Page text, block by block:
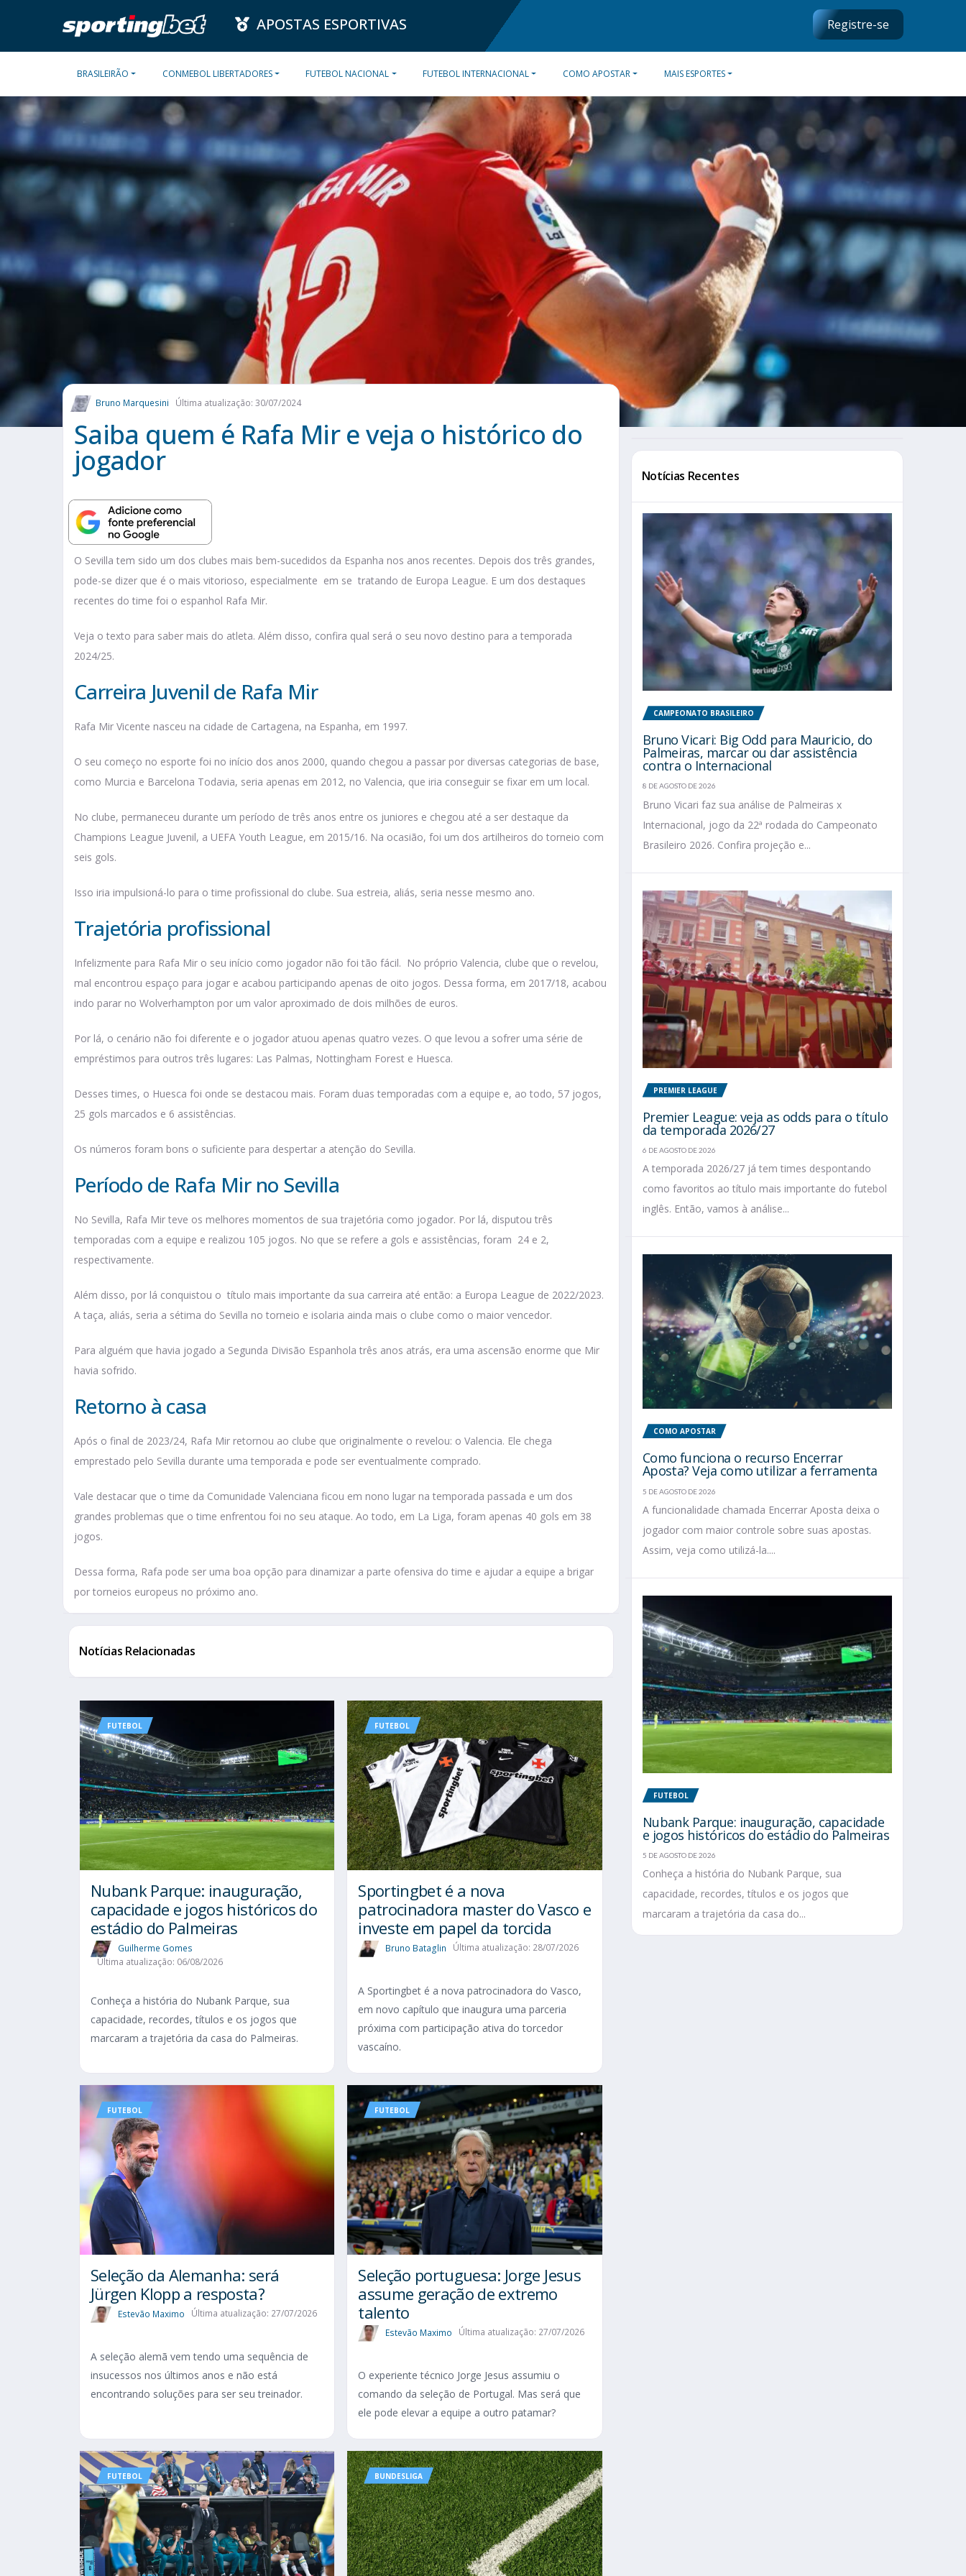
APOSTAS ESPORTIVAS Registre-se
BRASILEIRÃO CONMEBOL LIBERTADORES FUTEBOL NACIONAL FUTEBOL INTERNACIONAL COMO APOSTAR MAIS ESPORTES
Bruno Marquesini Última atualização: 30/07/2024
Saiba quem é Rafa Mir e veja o histórico do
jogador
O Sevilla tem sido um dos clubes mais bem-sucedidos da Espanha nos anos recentes. Depois dos três grandes,
pode-se dizer que é o mais vitorioso, especialmente em se tratando de Europa League. E um dos destaques
recentes do time foi o espanhol Rafa Mir.
Veja o texto para saber mais do atleta. Além disso, confira qual será o seu novo destino para a temporada
2024/25.
Carreira Juvenil de Rafa Mir
Rafa Mir Vicente nasceu na cidade de Cartagena, na Espanha, em 1997.
O seu começo no esporte foi no início dos anos 2000, quando chegou a passar por diversas categorias de base,
como Murcia e Barcelona Todavia, seria apenas em 2012, no Valencia, que iria conseguir se fixar em um local.
No clube, permaneceu durante um período de três anos entre os juniores e chegou até a ser destaque da
Champions League Juvenil, a UEFA Youth League, em 2015/16. Na ocasião, foi um dos artilheiros do torneio com
seis gols.
Isso iria impulsioná-lo para o time profissional do clube. Sua estreia, aliás, seria nesse mesmo ano.
Trajetória profissional
Infelizmente para Rafa Mir o seu início como jogador não foi tão fácil. No próprio Valencia, clube que o revelou,
mal encontrou espaço para jogar e acabou participando apenas de oito jogos. Dessa forma, em 2017/18, acabou
indo parar no Wolverhampton por um valor aproximado de dois milhões de euros.
Por lá, o cenário não foi diferente e o jogador atuou apenas quatro vezes. O que levou a sofrer uma série de
empréstimos para outros três lugares: Las Palmas, Nottingham Forest e Huesca.
Desses times, o Huesca foi onde se destacou mais. Foram duas temporadas com a equipe e, ao todo, 57 jogos,
25 gols marcados e 6 assistências.
Os números foram bons o suficiente para despertar a atenção do Sevilla.
Período de Rafa Mir no Sevilla
No Sevilla, Rafa Mir teve os melhores momentos de sua trajetória como jogador. Por lá, disputou três
temporadas com a equipe e realizou 105 jogos. No que se refere a gols e assistências, foram 24 e 2,
respectivamente.
Além disso, por lá conquistou o título mais importante da sua carreira até então: a Europa League de 2022/2023.
A taça, aliás, seria a sétima do Sevilla no torneio e isolaria ainda mais o clube como o maior vencedor.
Para alguém que havia jogado a Segunda Divisão Espanhola três anos atrás, era uma ascensão enorme que Mir
havia sofrido.
Retorno à casa
Após o final de 2023/24, Rafa Mir retornou ao clube que originalmente o revelou: o Valencia. Ele chega
emprestado pelo Sevilla durante uma temporada e pode ser eventualmente comprado.
Vale destacar que o time da Comunidade Valenciana ficou em nono lugar na temporada passada e um dos
grandes problemas que o time enfrentou foi no seu ataque. Ao todo, em La Liga, foram apenas 40 gols em 38
jogos.
Dessa forma, Rafa pode ser uma boa opção para dinamizar a parte ofensiva do time e ajudar a equipe a brigar
por torneios europeus no próximo ano.
Notícias Relacionadas
FUTEBOL
Nubank Parque: inauguração,
capacidade e jogos históricos do
estádio do Palmeiras
Guilherme Gomes
Última atualização: 06/08/2026
Conheça a história do Nubank Parque, sua
capacidade, recordes, títulos e os jogos que
marcaram a trajetória da casa do Palmeiras.
FUTEBOL
Sportingbet é a nova
patrocinadora master do Vasco e
investe em papel da torcida
Bruno Bataglin Última atualização: 28/07/2026
A Sportingbet é a nova patrocinadora do Vasco,
em novo capítulo que inaugura uma parceria
próxima com participação ativa do torcedor
vascaíno.
FUTEBOL
Seleção da Alemanha: será
Jürgen Klopp a resposta?
Estevão Maximo Última atualização: 27/07/2026
A seleção alemã vem tendo uma sequência de
insucessos nos últimos anos e não está
encontrando soluções para ser seu treinador.
FUTEBOL
Seleção portuguesa: Jorge Jesus
assume geração de extremo
talento
Estevão Maximo Última atualização: 27/07/2026
O experiente técnico Jorge Jesus assumiu o
comando da seleção de Portugal. Mas será que
ele pode elevar a equipe a outro patamar?
FUTEBOL BUNDESLIGA
Notícias Recentes
CAMPEONATO BRASILEIRO
Bruno Vicari: Big Odd para Mauricio, do
Palmeiras, marcar ou dar assistência
contra o Internacional
8 DE AGOSTO DE 2026
Bruno Vicari faz sua análise de Palmeiras x
Internacional, jogo da 22ª rodada do Campeonato
Brasileiro 2026. Confira projeção e...
PREMIER LEAGUE
Premier League: veja as odds para o título
da temporada 2026/27
6 DE AGOSTO DE 2026
A temporada 2026/27 já tem times despontando
como favoritos ao título mais importante do futebol
inglês. Então, vamos à análise...
COMO APOSTAR
Como funciona o recurso Encerrar
Aposta? Veja como utilizar a ferramenta
5 DE AGOSTO DE 2026
A funcionalidade chamada Encerrar Aposta deixa o
jogador com maior controle sobre suas apostas.
Assim, veja como utilizá-la....
FUTEBOL
Nubank Parque: inauguração, capacidade
e jogos históricos do estádio do Palmeiras
5 DE AGOSTO DE 2026
Conheça a história do Nubank Parque, sua
capacidade, recordes, títulos e os jogos que
marcaram a trajetória da casa do...